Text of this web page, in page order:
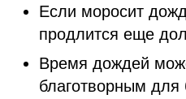
Если моросит
продлится еще
Время дождей
благотворным для